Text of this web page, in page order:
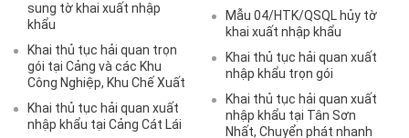
sung tờ khai xuất nhập
khẩu
Mẫu 04/HTK/QSQL hủy tờ
khai xuất nhập khẩu
Khai thủ tục hải quan trọn
gói tại Cảng và các Khu
Công Nghiệp, Khu Chế Xuất
Khai thủ tục hải quan xuất
nhập khẩu trọn gói
Khai thủ tục hải quan xuất
nhập khẩu tại Tân Sơn
Nhất, Chuyển phát nhanh
Khai thủ tục hải quan xuất
nhập khẩu tại Cảng Cát Lái